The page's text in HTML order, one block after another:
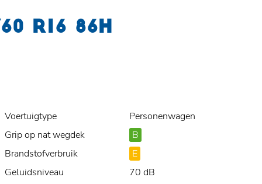
R16 86H
Voertuigtype
Personenwagen
Grip op nat wegdek
B
Brandstofverbruik
E
Geluidsniveau
70 dB